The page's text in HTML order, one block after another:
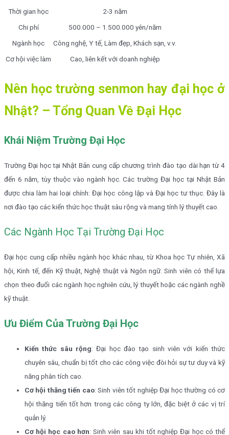
Thời gian học
2-3 năm
Chi phí
500.000 – 1.500.000 yên/năm
Ngành học
Công nghệ, Y tế, Làm đẹp, Khách sạn, v.v.
Cơ hội việc làm
Cao, liên kết với doanh nghiệp
Nên học trường senmon hay đại học ở
Nhật? – Tổng Quan Về Đại Học
Khái Niệm Trường Đại Học
Trường Đại học tại Nhật Bản cung cấp chương trình đào tạo dài hạn từ 4
đến 6 năm, tùy thuộc vào ngành học. Các trường Đại học tại Nhật Bản
được chia làm hai loại chính: Đại học công lập và Đại học tư thục. Đây là
nơi đào tạo các kiến thức học thuật sâu rộng và mang tính lý thuyết cao.
Các Ngành Học Tại Trường Đại Học
Đại học cung cấp nhiều ngành học khác nhau, từ Khoa học Tự nhiên, Xã
hội, Kinh tế, đến Kỹ thuật, Nghệ thuật và Ngôn ngữ. Sinh viên có thể lựa
chọn theo đuổi các ngành học nghiên cứu, lý thuyết hoặc các ngành nghề
kỹ thuật.
Ưu Điểm Của Trường Đại Học
Kiến thức sâu rộng: Đại học đào tạo sinh viên với kiến thức
chuyên sâu, chuẩn bị tốt cho các công việc đòi hỏi sự tư duy và kỹ
năng phân tích cao.
Cơ hội thăng tiến cao: Sinh viên tốt nghiệp Đại học thường có cơ
hội thăng tiến tốt hơn trong các công ty lớn, đặc biệt ở các vị trí
quản lý.
Cơ hội học cao hơn: Sinh viên sau khi tốt nghiệp Đại học có thể